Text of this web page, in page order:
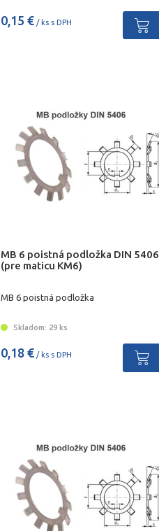
0,15 € / ks s DPH
MB 6 poistná podložka DIN 5406
(pre maticu KM6)
MB 6 poistná podložka
Skladom: 29 ks
0,18 € / ks s DPH